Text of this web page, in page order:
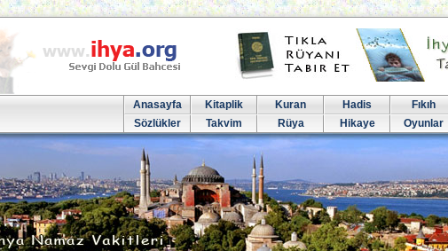
Anasayfa Kitaplik Kuran Hadis Fıkıh
Sözlükler
Takvim Rüya Hikaye Oyunlar